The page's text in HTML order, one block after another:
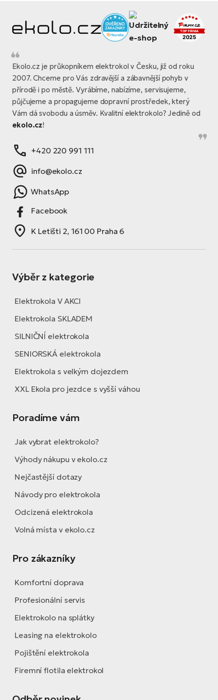
Ekolo.cz je průkopníkem elektrokol v Česku, již od roku
2007. Chceme pro Vás zdravější a zábavnější pohyb v
přírodě i po městě. Vyrábíme, nabízíme, servisujeme,
půjčujeme a propagujeme dopravní prostředek, který
Vám dá svobodu a úsměv. Kvalitní elektrokolo? Jedině od
ekolo.cz!
+420 220 991 111
info@ekolo.cz
WhatsApp
Facebook
K Letišti 2, 161 00 Praha 6
Výběr z kategorie
Elektrokola V AKCI
Elektrokola SKLADEM
SILNIČNÍ elektrokola
SENIORSKÁ elektrokola
Elektrokola s velkým dojezdem
XXL Ekola pro jezdce s vyšší váhou
Poradíme vám
Jak vybrat elektrokolo?
Výhody nákupu v ekolo.cz
Nejčastější dotazy
Návody pro elektrokola
Odcizená elektrokola
Volná místa v ekolo.cz
Pro zákazníky
Komfortní doprava
Profesionální servis
Elektrokolo na splátky
Leasing na elektrokolo
Pojištění elektrokola
Firemní flotila elektrokol